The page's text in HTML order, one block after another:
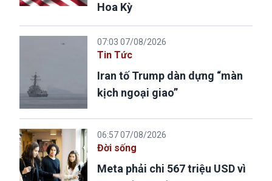
Hoa Kỳ
07:03 07/08/2026
Tin Tức
Iran tố Trump dàn dựng “màn
kịch ngoại giao”
06:57 07/08/2026
Đời sống
Meta phải chi 567 triệu USD vì